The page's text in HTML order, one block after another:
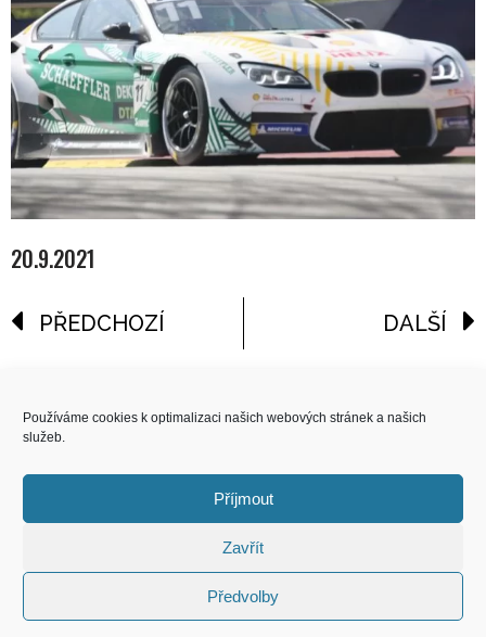
Používáme cookies k optimalizaci našich webových stránek a našich
služeb.
Příjmout
Zavřít
Předvolby
20.9.2021
PŘEDCHOZÍ DALŠÍ
COPYRIGHT
© 2026 Speed Limit,
All Rights Reserved